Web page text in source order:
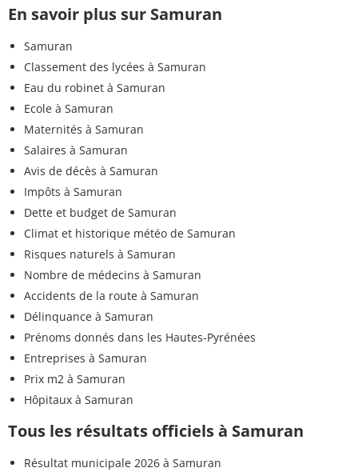
En savoir plus sur Samuran
Samuran
Classement des lycées à Samuran
Eau du robinet à Samuran
Ecole à Samuran
Maternités à Samuran
Salaires à Samuran
Avis de décès à Samuran
Impôts à Samuran
Dette et budget de Samuran
Climat et historique météo de Samuran
Risques naturels à Samuran
Nombre de médecins à Samuran
Accidents de la route à Samuran
Délinquance à Samuran
Prénoms donnés dans les Hautes-Pyrénées
Entreprises à Samuran
Prix m2 à Samuran
Hôpitaux à Samuran
Tous les résultats officiels à Samuran
Résultat municipale 2026 à Samuran